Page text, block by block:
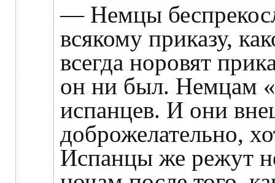
— Немцы
всякому приказу,
всегда норовят
он ни был. Немцам
испанцев. И они
доброжелательно,
Испанцы же режут